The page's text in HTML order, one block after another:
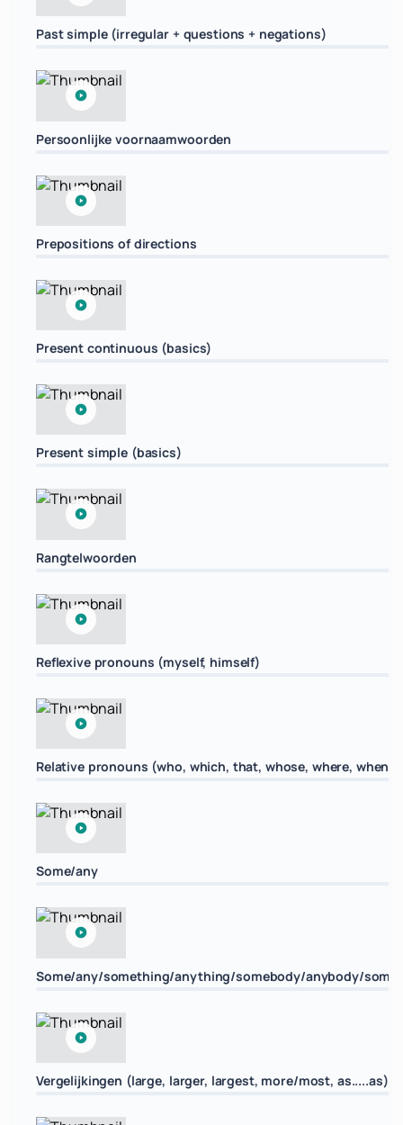
Past simple (irregular + questions + negations)
Persoonlijke voornaamwoorden
Prepositions of directions
Present continuous (basics)
Present simple (basics)
Rangtelwoorden
Reflexive pronouns (myself, himself)
Relative pronouns (who, which, that, whose, where, when)
Some/any
Some/any/something/anything/somebody/anybody/
Vergelijkingen (large, larger, largest, more/most, as.....as)